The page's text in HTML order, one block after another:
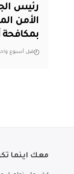
رئيس
الأمن
بمكافحة
قبل أسبوع
معك اينما